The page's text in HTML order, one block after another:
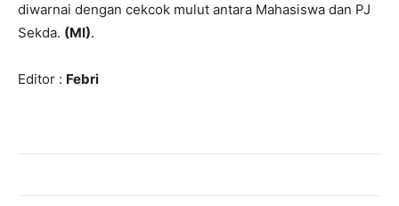
diwarnai dengan cekcok mulut antara Mahasiswa dan PJ
Sekda. (MI).
Editor : Febri